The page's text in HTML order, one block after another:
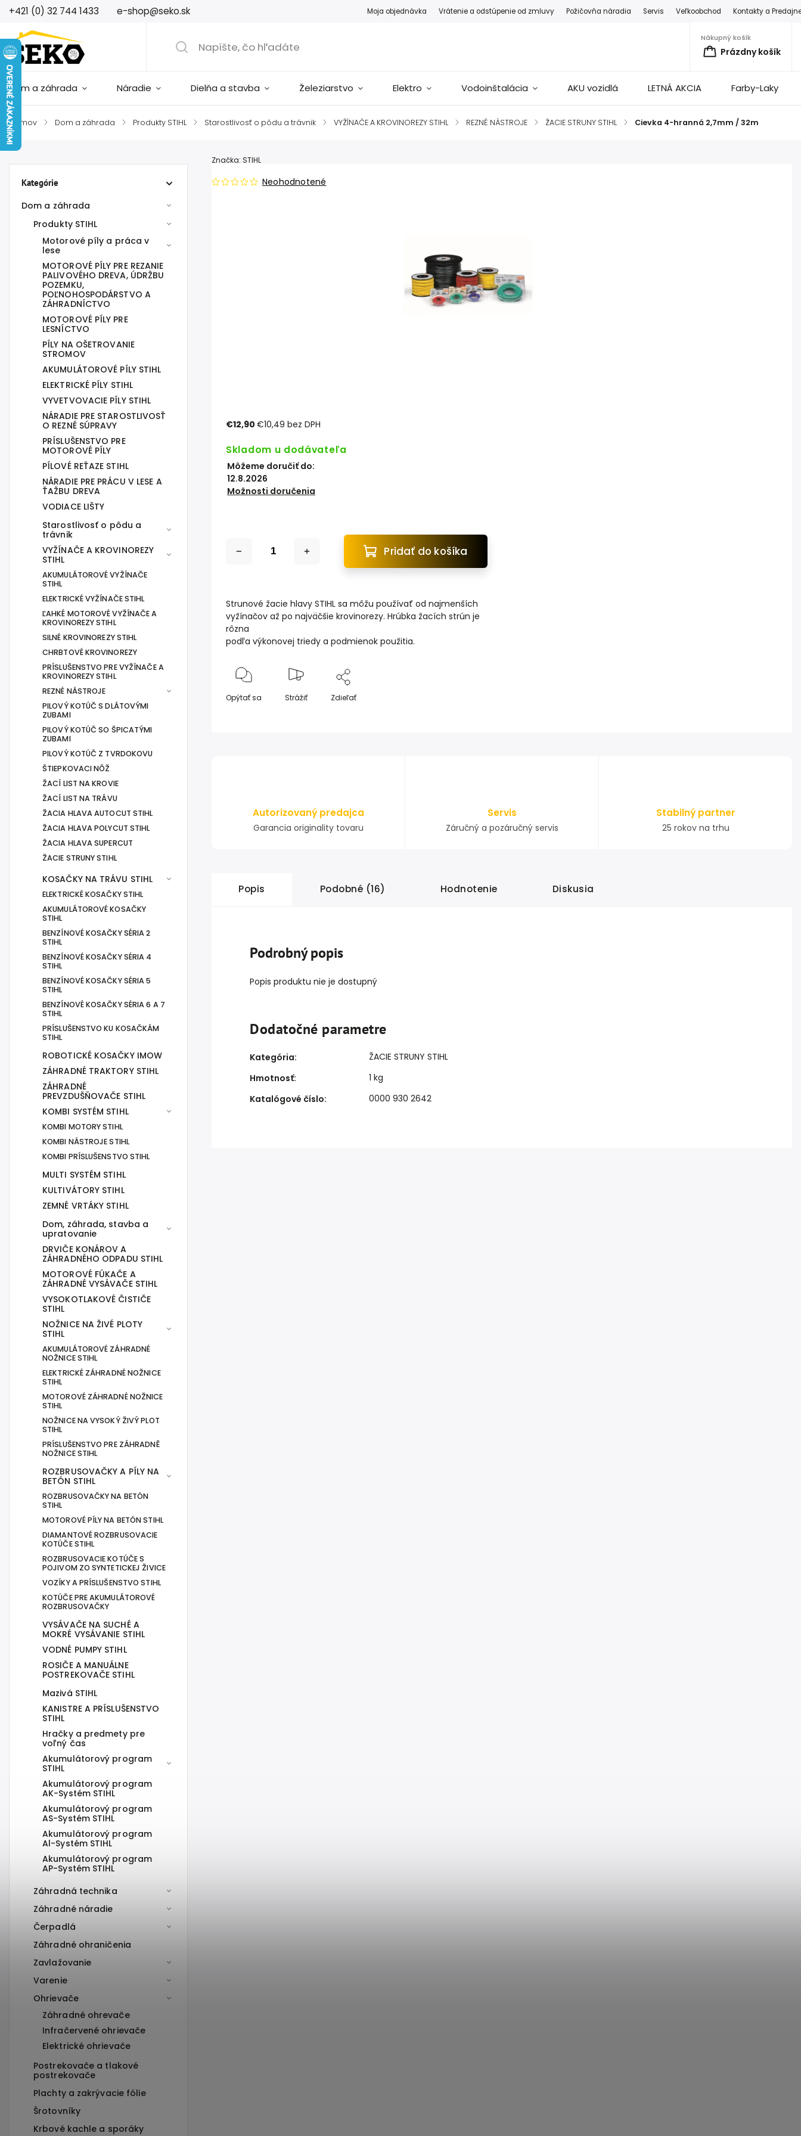
+421 (0) 32 744 1433 e-shop@seko.sk Moja objednávka Vrátenie a odstúpenie od zmluvy Požičovňa náradia Servis Veľkoobchod Kontakty a
Nákupný košík
Prázdny košík
Dom a záhrada Náradie Dielňa a stavba Železiarstvo Elektro Vodoinštalácia AKU vozidlá LETNÁ AKCIA Farby-Laky
Domov / Dom a záhrada / Produkty STIHL / Starostlivosť o pôdu a trávnik / VYŽÍNAČE A KROVINOREZY STIHL / REZNÉ NÁSTROJE / ŽACIE STRUNY STIHL / Cievka 4-hranná 2,7mm / 32m
Kategórie
Dom a záhrada
Produkty STIHL
Motorové píly a práca v
lese
MOTOROVÉ PÍLY PRE REZANIE
PALIVOVÉHO DREVA, ÚDRŽBU
POZEMKU,
POĽNOHOSPODÁRSTVO A
ZÁHRADNÍCTVO
MOTOROVÉ PÍLY PRE
LESNÍCTVO
PÍLY NA OŠETROVANIE
STROMOV
AKUMULÁTOROVÉ PÍLY STIHL
ELEKTRICKÉ PÍLY STIHL
VYVETVOVACIE PÍLY STIHL
NÁRADIE PRE STAROSTLIVOSŤ
O REZNÉ SÚPRAVY
PRÍSLUŠENSTVO PRE
MOTOROVÉ PÍLY
PÍLOVÉ REŤAZE STIHL
NÁRADIE PRE PRÁCU V LESE A
ŤAŽBU DREVA
VODIACE LIŠTY
Starostlivosť o pôdu a
trávnik
VYŽÍNAČE A KROVINOREZY
STIHL
AKUMULÁTOROVÉ VYŽÍNAČE
STIHL
ELEKTRICKÉ VYŽÍNAČE STIHL
ĽAHKÉ MOTOROVÉ VYŽÍNAČE A
KROVINOREZY STIHL
SILNÉ KROVINOREZY STIHL
CHRBTOVÉ KROVINOREZY
PRÍSLUŠENSTVO PRE VYŽÍNAČE A
KROVINOREZY STIHL
REZNÉ NÁSTROJE
PILOVÝ KOTÚČ S DLÁTOVÝMI
ZUBAMI
PILOVÝ KOTÚČ SO ŠPICATÝMI
ZUBAMI
PILOVÝ KOTÚČ Z TVRDOKOVU
ŠTIEPKOVACI NÔŽ
ŽACÍ LIST NA KROVIE
ŽACÍ LIST NA TRÁVU
ŽACIA HLAVA AUTOCUT STIHL
ŽACIA HLAVA POLYCUT STIHL
ŽACIA HLAVA SUPERCUT
ŽACIE STRUNY STIHL
KOSAČKY NA TRÁVU STIHL
ELEKTRICKÉ KOSAČKY STIHL
AKUMULÁTOROVÉ KOSAČKY
STIHL
BENZÍNOVÉ KOSAČKY SÉRIA 2
STIHL
BENZÍNOVÉ KOSAČKY SÉRIA 4
STIHL
BENZÍNOVÉ KOSAČKY SÉRIA 5
STIHL
BENZÍNOVÉ KOSAČKY SÉRIA 6 A 7
STIHL
PRÍSLUŠENSTVO KU KOSAČKÁM
STIHL
ROBOTICKÉ KOSAČKY IMOW
ZÁHRADNÉ TRAKTORY STIHL
ZÁHRADNÉ
PREVZDUŠŇOVAČE STIHL
KOMBI SYSTÉM STIHL
KOMBI MOTORY STIHL
KOMBI NÁSTROJE STIHL
KOMBI PRÍSLUŠENSTVO STIHL
MULTI SYSTÉM STIHL
KULTIVÁTORY STIHL
ZEMNÉ VRTÁKY STIHL
Dom, záhrada, stavba a
upratovanie
DRVIČE KONÁROV A
ZÁHRADNÉHO ODPADU STIHL
MOTOROVÉ FÚKAČE A
ZÁHRADNÉ VYSÁVAČE STIHL
VYSOKOTLAKOVÉ ČISTIČE
STIHL
NOŽNICE NA ŽIVÉ PLOTY
STIHL
AKUMULÁTOROVÉ ZÁHRADNÉ
NOŽNICE STIHL
ELEKTRICKÉ ZÁHRADNÉ NOŽNICE
STIHL
MOTOROVÉ ZÁHRADNÉ NOŽNICE
STIHL
NOŽNICE NA VYSOKÝ ŽIVÝ PLOT
STIHL
PRÍSLUŠENSTVO PRE ZÁHRADNĚ
NOŽNICE STIHL
ROZBRUSOVAČKY A PÍLY NA
BETÓN STIHL
ROZBRUSOVAČKY NA BETÓN
STIHL
MOTOROVÉ PÍLY NA BETÓN STIHL
DIAMANTOVÉ ROZBRUSOVACIE
KOTÚČE STIHL
ROZBRUSOVACIE KOTÚČE S
POJIVOM ZO SYNTETICKEJ ŽIVICE
VOZÍKY A PRÍSLUŠENSTVO STIHL
KOTÚČE PRE AKUMULÁTOROVÉ
ROZBRUSOVAČKY
VYSÁVAČE NA SUCHÉ A
MOKRÉ VYSÁVANIE STIHL
VODNÉ PUMPY STIHL
ROSIČE A MANUÁLNE
POSTREKOVAČE STIHL
Mazivá STIHL
KANISTRE A PRÍSLUŠENSTVO
STIHL
Hračky a predmety pre
voľný čas
Akumulátorový program
STIHL
Akumulátorový program
AK-Systém STIHL
Akumulátorový program
AS-Systém STIHL
Akumulátorový program
Al-Systém STIHL
Akumulátorový program
AP-Systém STIHL
Záhradná technika
Záhradné náradie
Čerpadlá
Záhradné ohraničenia
Zavlažovanie
Varenie
Ohrievače
Záhradné ohrevače
Infračervené ohrievače
Elektrické ohrievače
Postrekovače a tlakové
postrekovače
Plachty a zakrývacie fólie
Šrotovníky
Krbové kachle a sporáky
Neohodnotené
Značka: STIHL
€12,90 €10,49 bez DPH
Skladom u dodávateľa
Môžeme doručiť do:
12.8.2026
Možnosti doručenia
Pridať do košíka
Strunové žacie hlavy STIHL sa môžu používať od najmenších
vyžínačov až po najväčšie krovinorezy. Hrúbka žacích strún je
rôzna
podľa výkonovej triedy a podmienok použitia.
Opýtať sa Strážiť Zdieľať
Autorizovaný predajca
Garancia originality tovaru
Servis
Záručný a pozáručný servis
Stabilný partner
25 rokov na trhu
Popis Podobné (16) Hodnotenie Diskusia
Podrobný popis
Popis produktu nie je dostupný
Dodatočné parametre
Kategória:
ŽACIE STRUNY STIHL
Hmotnosť:
1 kg
Katalógové číslo: 0000 930 2642